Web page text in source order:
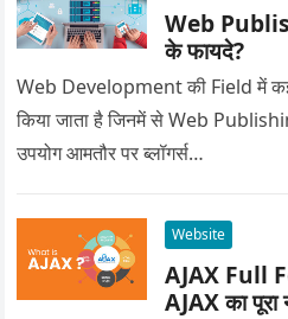
Web
के फायदे?
Web Development की Field में
किया जाता है जिनमें से Web
उपयोग आमतौर पर ब्लॉगर्स…
Website
AJAX Full
AJAX का पूरा